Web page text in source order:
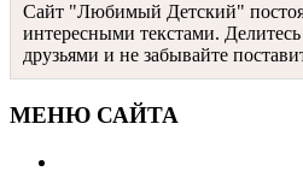
Сайт "Любимый Детский"
интересными текстами.
друзьями и не забывайте
МЕНЮ САЙТА